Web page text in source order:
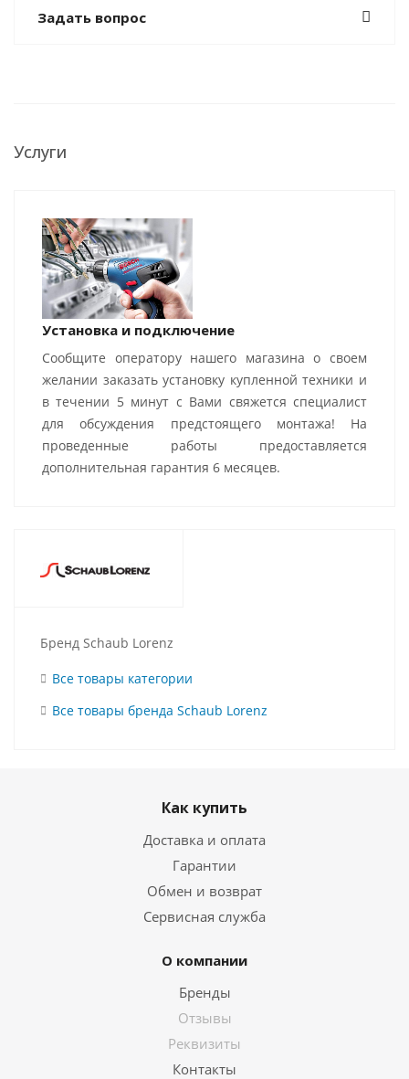
Задать вопрос
Услуги
Установка и подключение
Сообщите оператору нашего магазина о своем
желании заказать установку купленной техники и
в течении 5 минут с Вами свяжется специалист
для обсуждения предстоящего монтажа! На
проведенные работы предоставляется
дополнительная гарантия 6 месяцев.
Бренд Schaub Lorenz
Все товары категории
Все товары бренда Schaub Lorenz
Как купить
Доставка и оплата
Гарантии
Обмен и возврат
Сервисная служба
О компании
Бренды
Отзывы
Реквизиты
Контакты